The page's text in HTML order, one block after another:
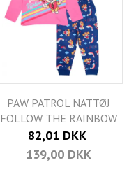
PAW PATROL NATTØJ
FOLLOW THE RAINBOW
82,01 DKK
139,00 DKK